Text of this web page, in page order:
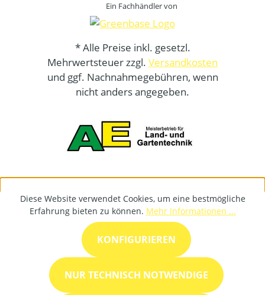
Ein Fachhändler von
* Alle Preise inkl. gesetzl.
Mehrwertsteuer zzgl. Versandkosten
und ggf. Nachnahmegebühren, wenn
nicht anders angegeben.
Diese Website verwendet Cookies, um eine bestmögliche
Erfahrung bieten zu können. Mehr Informationen ...
NUR TECHNISCH NOTWENDIGE
KONFIGURIEREN